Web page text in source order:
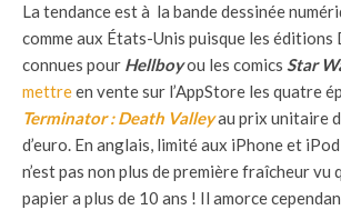
La tendance est à la bande dessinée
comme aux États-Unis puisque les éditions
connues pour Hellboyou les comics Star
mettreen vente sur l’AppStore les quatre
Terminator : Death Valleyau prix unitaire
d’euro. En anglais, limité aux iPhone et
n’est pas non plus de première fraîcheur vu
papier a plus de 10 ans ! Il amorce